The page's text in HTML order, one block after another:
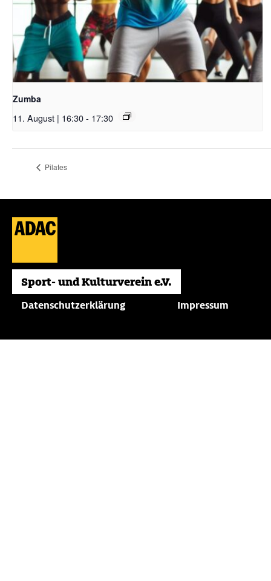
Zumba
11. August | 16:30- 17:30
Pilates
Datenschutzerklärung Impressum